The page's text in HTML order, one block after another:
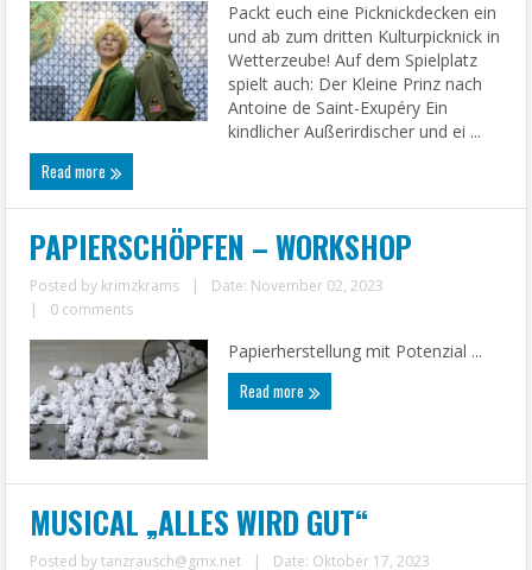
Packt euch eine Picknickdecken ein
und ab zum dritten Kulturpicknick in
Wetterzeube! Auf dem Spielplatz
spielt auch: Der Kleine Prinz nach
Antoine de Saint-Exupéry Ein
kindlicher Außerirdischer und ei ...
Read more
PAPIERSCHÖPFEN – WORKSHOP
Posted by krimzkrams |
Date: November 02, 2023
|
0 comments
Papierherstellung mit Potenzial ...
Read more
MUSICAL „ALLES WIRD GUT“
Posted bytanzrausch@gmx.net | Date: Oktober 17, 2023